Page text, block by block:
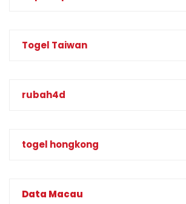
Togel Taiwan
rubah4d
togel hongkong
Data Macau